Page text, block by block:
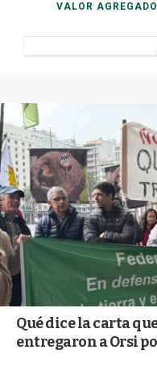
VALOR AGREGADO
Qué dice la carta
entregaron a Orsi